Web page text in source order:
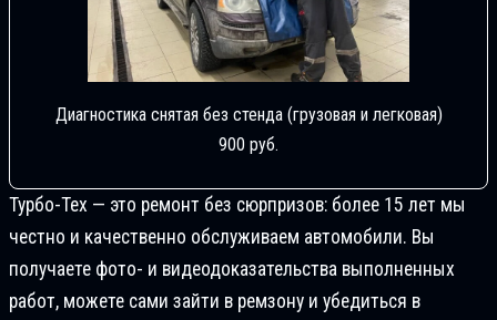
Диагностика снятая без стенда (грузовая и легковая)
900 руб.
Турбо-Тех — это ремонт без сюрпризов: более 15 лет мы
честно и качественно обслуживаем автомобили. Вы
получаете фото- и видеодоказательства выполненных
работ, можете сами зайти в ремзону и убедиться в